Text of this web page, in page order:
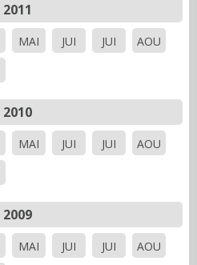
2011
MAI JUI JUI
AOU
2010
MAI JUI JUI
AOU
2009
MAI JUI JUI
AOU